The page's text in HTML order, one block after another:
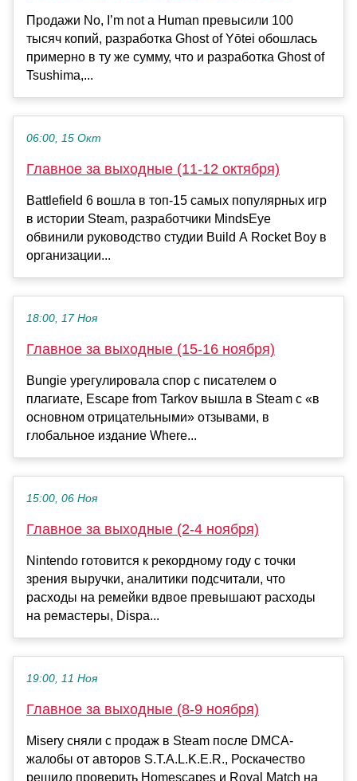
Продажи No, I’m not a Human превысили 100
тысяч копий, разработка Ghost of Yōtei обошлась
примерно в ту же сумму, что и разработка Ghost of
Tsushima,...
06:00, 15 Окт
Главное за выходные (11-12 октября)
Battlefield 6 вошла в топ-15 самых популярных игр
в истории Steam, разработчики MindsEye
обвинили руководство студии Build A Rocket Boy в
организации...
18:00, 17 Ноя
Главное за выходные (15-16 ноября)
Bungie урегулировала спор с писателем о
плагиате, Escape from Tarkov вышла в Steam с «в
основном отрицательными» отзывами, в
глобальное издание Where...
15:00, 06 Ноя
Главное за выходные (2-4 ноября)
Nintendo готовится к рекордному году с точки
зрения выручки, аналитики подсчитали, что
расходы на ремейки вдвое превышают расходы
на ремастеры, Dispa...
19:00, 11 Ноя
Главное за выходные (8-9 ноября)
Misery сняли с продаж в Steam после DMCA-
жалобы от авторов S.T.A.L.K.E.R., Роскачество
решило проверить Homescapes и Royal Match на